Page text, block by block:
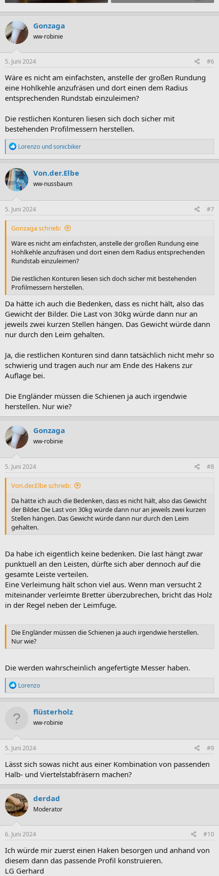
Gonzaga
ww-robinie
5. Juni 2024 #6
Wäre es nicht am einfachsten, anstelle der großen Rundung
eine Hohlkehle anzufräsen und dort einen dem Radius
entsprechenden Rundstab einzuleimen?
Die restlichen Konturen liesen sich doch sicher mit
bestehenden Profilmessern herstellen.
R
e
a
k
t
i
o
n
e
Lorenzo undsonicbiker
Von.der.Elbe
ww-nussbaum
5. Juni 2024 #7
Gonzaga schrieb:
Wäre es nicht am einfachsten, anstelle der großen Rundung eine
Hohlkehle anzufräsen und dort einen dem Radius entsprechenden
Rundstab einzuleimen?
Die restlichen Konturen liesen sich doch sicher mit bestehenden
Profilmessern herstellen.
Da hätte ich auch die Bedenken, dass es nicht hält, also das
Gewicht der Bilder. Die Last von 30kg würde dann nur an
jeweils zwei kurzen Stellen hängen. Das Gewicht würde dann
nur durch den Leim gehalten.
Ja, die restlichen Konturen sind dann tatsächlich nicht mehr so
schwierig und tragen auch nur am Ende des Hakens zur
Auflage bei.
Die Engländer müssen die Schienen ja auch irgendwie
herstellen. Nur wie?
Gonzaga
ww-robinie
5. Juni 2024 #8
Von.der.Elbe schrieb:
Da hätte ich auch die Bedenken, dass es nicht hält, also das Gewicht
der Bilder. Die Last von 30kg würde dann nur an jeweils zwei kurzen
Stellen hängen. Das Gewicht würde dann nur durch den Leim
gehalten.
Da habe ich eigentlich keine bedenken. Die last hängt zwar
punktuell an den Leisten, dürfte sich aber dennoch auf die
gesamte Leiste verteilen.
Eine Verleimung hält schon viel aus. Wenn man versucht 2
miteinander verleimte Bretter überzubrechen, bricht das Holz
in der Regel neben der Leimfuge.
Die Engländer müssen die Schienen ja auch irgendwie herstellen.
Nur wie?
Die werden wahrscheinlich angefertigte Messer haben.
R
e
a
t
n
e
:
Lorenzo
flüsterholz
ww-robinie
5. Juni 2024 #9
Lässt sich sowas nicht aus einer Kombination von passenden
Halb- und Viertelstabfräsern machen?
derdad
Moderator
6. Juni 2024 #10
Ich würde mir zuerst einen Haken besorgen und anhand von
diesem dann das passende Profil konstruieren.
LG Gerhard